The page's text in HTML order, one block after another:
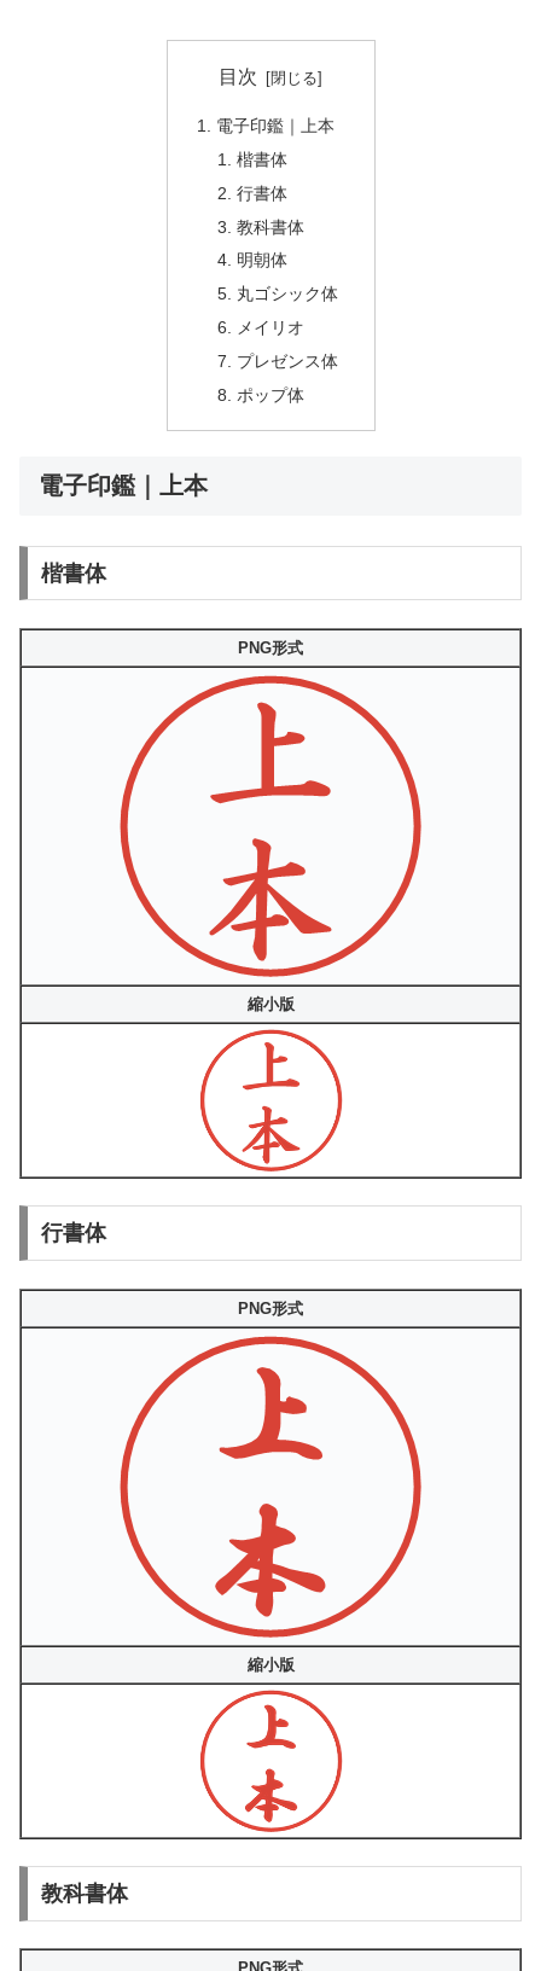
目次
電子印鑑｜上本
楷書体
行書体
教科書体
明朝体
丸ゴシック体
メイリオ
プレゼンス体
ポップ体
電子印鑑｜上本
楷書体
PNG形式
縮小版
行書体
PNG形式
縮小版
教科書体